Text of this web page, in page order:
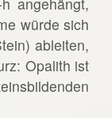
würde sich
ableiten,
Opalith ist